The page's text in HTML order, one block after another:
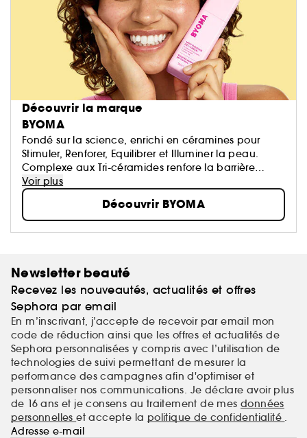
Découvrir la marque
BYOMA
Fondé sur la science, enrichi en céramines pour
Stimuler, Renforer, Equilibrer et Illuminer la peau.
Complexe aux Tri-céramides renfore la barrière
cutanée.
Voir plus
Découvrir BYOMA
Newsletter beauté
Recevez les nouveautés, actualités et offres
Sephora par email
En m’inscrivant, j’accepte de recevoir par email mon
code de réduction ainsi que les offres et actualités de
Sephora personnalisées y compris avec l’utilisation de
technologies de suivi permettant de mesurer la
performance des campagnes afin d'optimiser et
personnaliser nos communications. Je déclare avoir plus
de 16 ans et je consens au traitement de mes données
personnelleset accepte la politique de confidentialité .
Adresse e-mail